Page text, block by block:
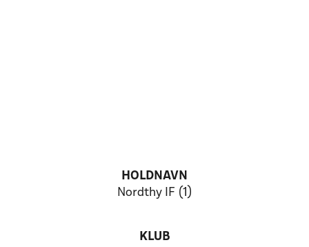
HOLDNAVN
Nordthy IF (1)
KLUB